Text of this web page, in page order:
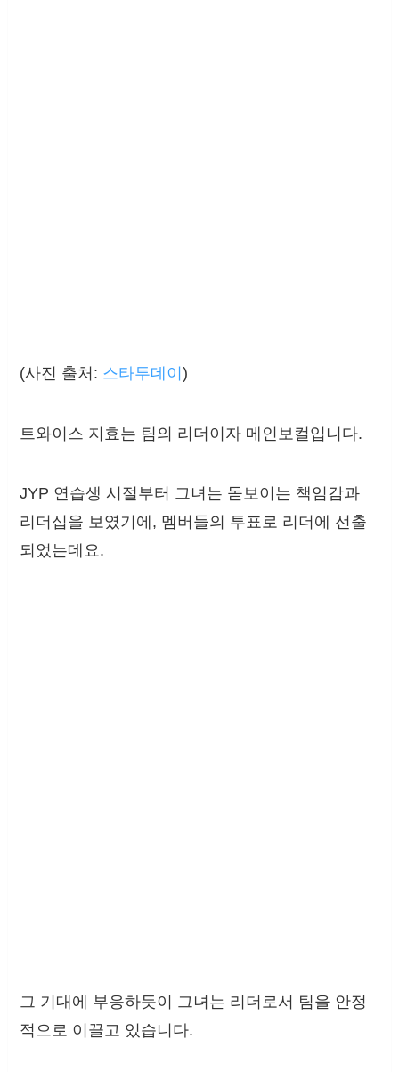
(사진 출처: 스타투데이)
트와이스 지효는 팀의 리더이자 메인보컬입니다.
JYP 연습생 시절부터 그녀는 돋보이는 책임감과
리더십을 보였기에, 멤버들의 투표로 리더에 선출
되었는데요.
그 기대에 부응하듯이 그녀는 리더로서 팀을 안정
적으로 이끌고 있습니다.